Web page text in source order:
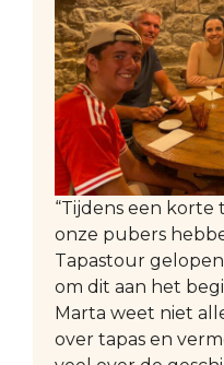
“Tijdens een
onze pubers
Tapastour
om dit aan het
Marta weet niet
over tapas en